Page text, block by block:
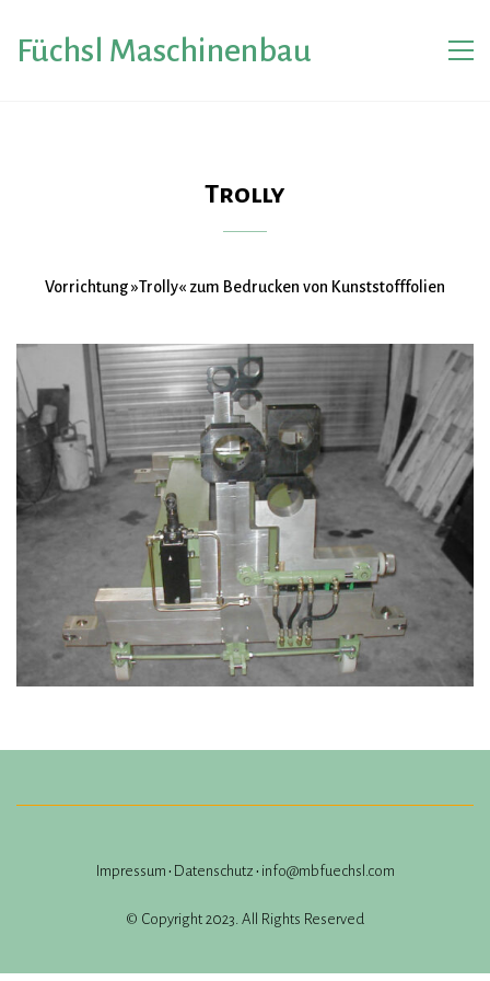
Füchsl Maschinenbau
Trolly
Vorrichtung »Trolly« zum Bedrucken von Kunststofffolien
Impressum • Datenschutz • info@mbfuechsl.com
© Copyright 2023. All Rights Reserved